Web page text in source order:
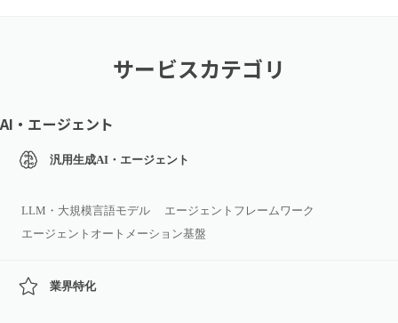
サービスカテゴリ
AI・エージェント
汎用生成AI・エージェント
LLM・大規模言語モデル
エージェントフレームワーク
エージェントオートメーション基盤
業界特化